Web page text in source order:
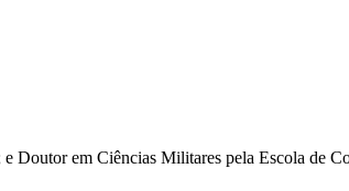
Doutor em Ciências Militares pela Escola de